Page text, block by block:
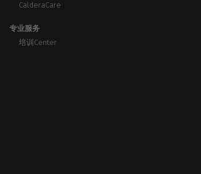
CalderaCare
专业服务
培训Center